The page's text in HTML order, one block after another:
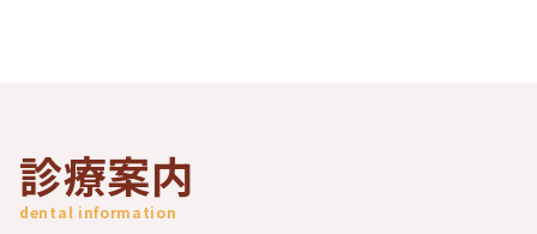
診療案内
dental information